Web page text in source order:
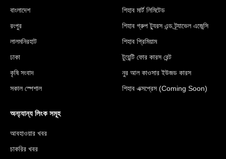
বাংলাদেশ
রংপুর
লালমনিরহাট
ঢাকা
কৃষি সংবাদ
সকাল স্পেশাল
শিহাব মার্ট লিমিটেড
শিহাব গ্রুপ ট্যুরস এন্ড ট্র্যাভেল এজেন্সি
শিহাব প্রিমিয়াম
টুয়েন্টি ফোর কারস রেন্ট
নুর আল কাওসার ইউজড কারস
শিহাব এক্সপ্রেস (Coming Soon)
অন্য্যান্য লিংক সমূহ
আবহাওয়ার খবর
চাকরির খবর